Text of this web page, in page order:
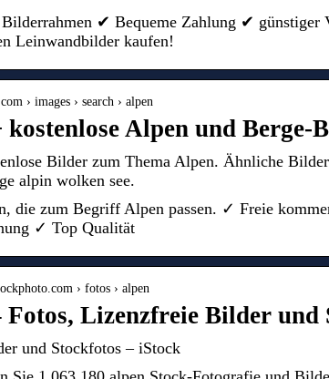
Bilderrahmen ✔ Bequeme Zahlung ✔ günstiger
Leinwandbilder kaufen!
› images › search › alpen
kostenlose Alpen und Berge-
Bilder zum Thema Alpen. Ähnliche
alpin wolken see.
die zum Begriff Alpen passen. ✓ Freie
✓ Top Qualität
› fotos › alpen
Fotos, Lizenzfreie Bilder und
und Stockfotos – iStock